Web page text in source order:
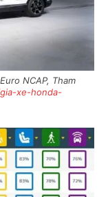
NCAP, Tham
xe-honda-